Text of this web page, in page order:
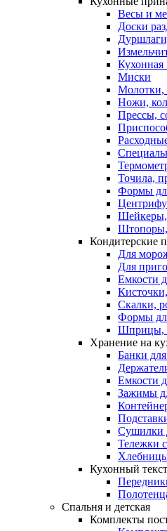
Весы и
Доски
Кухонная
Миски
Молотки,
Ножи,
Прессы,
Точила,
Формы
Шейкеры,
Штопоры,
Кондитерские
Для
Для
Емкости
Скалки,
Формы
Шприцы,
Хранение на
Банки
Емкости
Зажимы
Сушилки
Тележки
Кухонный
Спальня и детская
Комплекты